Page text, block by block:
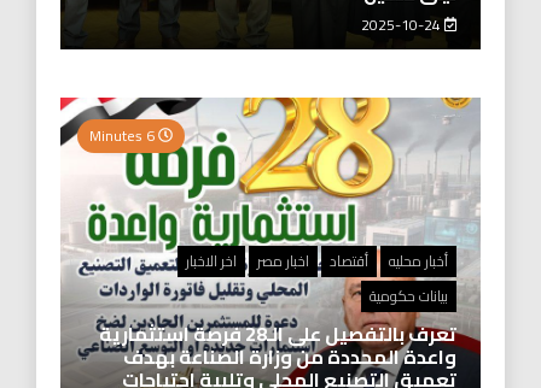
أخبار محليه أقتصاد اخبار مصر
اخر الاخبار
بيانات حكومية
تعرف بالتفصيل على الـ28 فرصة استثمارية
واعدة المحددة من وزارة الصناعة بهدف
تعميق التصنيع المحلي وتلبية احتياجات